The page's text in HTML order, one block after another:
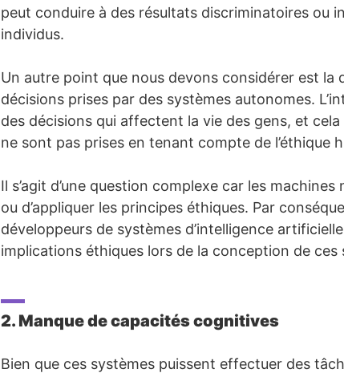
peut conduire à des résultats discriminatoires ou
individus.
Un autre point que nous devons considérer est la
décisions prises par des systèmes autonomes.
des décisions qui affectent la vie des gens, et
ne sont pas prises en tenant compte de l’éthique
Il s’agit d’une question complexe car les
ou d’appliquer les principes éthiques. Par
développeurs de systèmes d’intelligence
implications éthiques lors de la conception de ces
2. Manque de capacités cognitives
Bien que ces systèmes puissent effectuer des